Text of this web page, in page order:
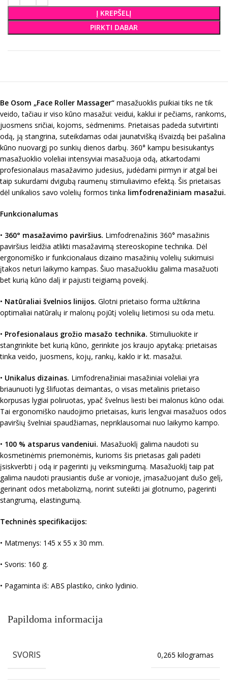
Į KREPŠELĮ
PIRKTI DABAR
Be Osom „Face Roller Massager“ masažuoklis puikiai tiks ne tik
veido, tačiau ir viso kūno masažui: veidui, kaklui ir pečiams, rankoms,
juosmens sričiai, kojoms, sėdmenims. Prietaisas padeda sutvirtinti
odą, ją stangrina, suteikdamas odai jaunatvišką išvaizdą bei pašalina
kūno nuovargį po sunkių dienos darbų. 360° kampu besisukantys
masažuoklio voleliai intensyviai masažuoja odą, atkartodami
profesionalaus masažavimo judesius, judėdami pirmyn ir atgal bei
taip sukurdami dvigubą raumenų stimuliavimo efektą. Šis prietaisas
dėl unikalios savo volelių formos tinka limfodrenažiniam masažui.
Funkcionalumas
• 360° masažavimo paviršius. Limfodrenažinis 360° masažinis
paviršius leidžia atlikti masažavimą stereoskopine technika. Dėl
ergonomiško ir funkcionalaus dizaino masažinių volelių sukimuisi
įtakos neturi laikymo kampas. Šiuo masažuokliu galima masažuoti
bet kurią kūno dalį ir pajusti teigiamą poveikį.
• Natūraliai švelnios linijos. Glotni prietaiso forma užtikrina
optimaliai natūralų ir malonų pojūtį volelių lietimosi su oda metu.
• Profesionalaus grožio masažo technika. Stimuliuokite ir
stangrinkite bet kurią kūno, gerinkite jos kraujo apytaką: prietaisas
tinka veido, juosmens, kojų, rankų, kaklo ir kt. masažui.
• Unikalus dizainas. Limfodrenažiniai masažiniai voleliai yra
briaunuoti lyg šlifuotas deimantas, o visas metalinis prietaiso
korpusas lygiai poliruotas, ypač švelnus liesti bei malonus kūno odai.
Tai ergonomiško naudojimo prietaisas, kuris lengvai masažuos odos
paviršių švelniai spaudžiamas, nepriklausomai nuo laikymo kampo.
• 100 % atsparus vandeniui. Masažuoklį galima naudoti su
kosmetinėmis priemonėmis, kurioms šis prietasas gali padėti
įsiskverbti į odą ir pagerinti jų veiksmingumą. Masažuoklį taip pat
galima naudoti prausiantis duše ar vonioje, įmasažuojant dušo gelį,
gerinant odos metabolizmą, norint suteikti jai glotnumo, pagerinti
stangrumą, elastingumą.
Techninės specifikacijos:
• Matmenys: 145 x 55 x 30 mm.
• Svoris: 160 g.
• Pagaminta iš: ABS plastiko, cinko lydinio.
Papildoma informacija
SVORIS 0,265 kilogramas